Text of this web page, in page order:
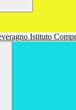
Istituto